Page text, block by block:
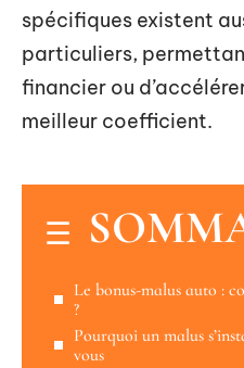
spécifiques existent
particuliers,
financier ou
meilleur coefficient.
Le bonus-malus auto :
?
Pourquoi un malus
vous